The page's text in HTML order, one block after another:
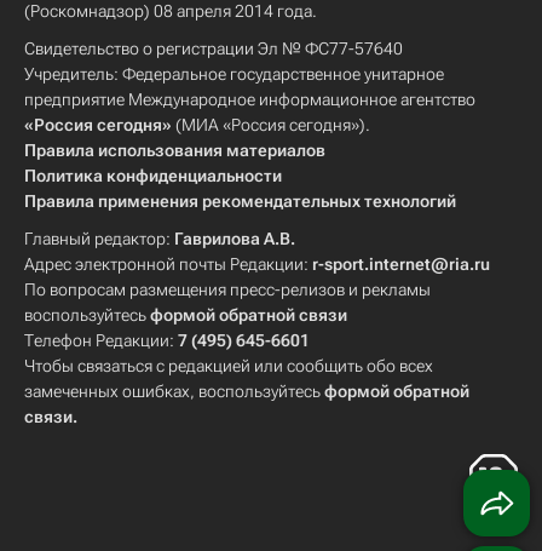
(Роскомнадзор) 08 апреля 2014 года.
Свидетельство о регистрации Эл № ФС77-57640
Учредитель: Федеральное государственное унитарное
предприятие Международное информационное агентство
«Россия сегодня» (МИА «Россия сегодня»).
Правила использования материалов
Политика конфиденциальности
Правила применения рекомендательных технологий
Главный редактор: Гаврилова А.В.
Адрес электронной почты Редакции: r-sport.internet@ria.ru
По вопросам размещения пресс-релизов и рекламы
воспользуйтесьформой обратной связи
Телефон Редакции: 7 (495) 645-6601
Чтобы связаться с редакцией или сообщить обо всех
замеченных ошибках, воспользуйтесьформой обратной
связи.